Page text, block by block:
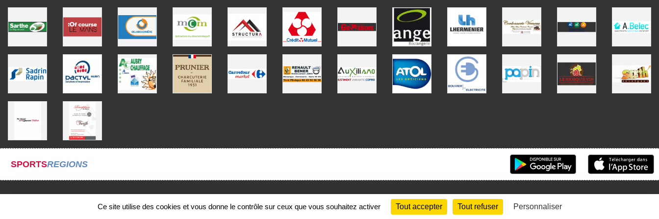
SPORTSREGIONS
Gestion des cookies
Ce site utilise des cookies et vous donne le contrôle sur ceux que vous souhaitez activer Tout accepter Tout refuser Personnaliser